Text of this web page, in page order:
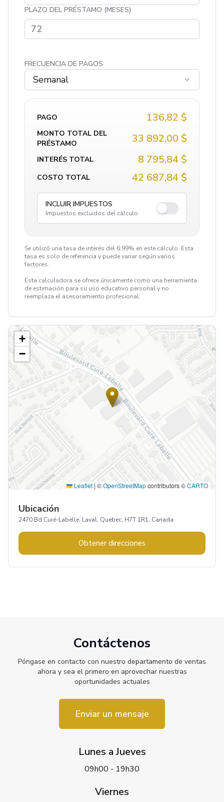
PLAZO DEL PRÉSTAMO (MESES)
FRECUENCIA DE PAGOS
Semanal
PAGO 136,82 $
MONTO TOTAL DEL
PRÉSTAMO
33 892,00 $
INTERÉS TOTAL 8 795,84 $
COSTO TOTAL 42 687,84 $
INCLUIR IMPUESTOS
Impuestos excluidos del cálculo
Se utilizó una tasa de interés del 6.99% en este cálculo. Esta
tasa es solo de referencia y puede variar según varios
factores.
Esta calculadora se ofrece únicamente como una herramienta
de estimación para su uso educativo personal y no
reemplaza el asesoramiento profesional.
+
−
Leaflet | ©OpenStreetMapcontributors ©CARTO
Ubicación
2470 Bd Curé-Labelle, Laval, Quebec, H7T 1R1, Canada
Obtener direcciones
Contáctenos
Póngase en contacto con nuestro departamento de ventas
ahora y sea el primero en aprovechar nuestras
oportunidades actuales
Enviar un mensaje
Lunes a Jueves
09h00 - 19h30
Viernes